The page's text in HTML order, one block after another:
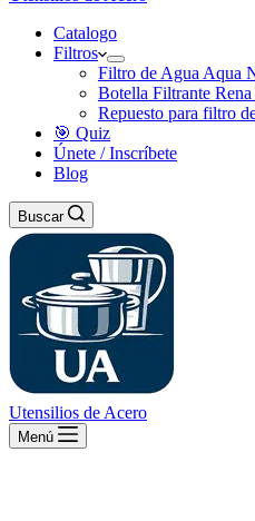
Catalogo
Filtros
Filtro de Agua Aqua
Botella Filtrante Rena
Repuesto para filtro
🎯 Quiz
Únete / Inscríbete
Blog
Buscar
Utensilios de Acero
Menú